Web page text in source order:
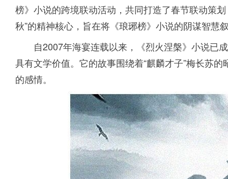
榜》小说的跨境联动活动，共同打造了春节联动策
秋”的精神核心，旨在将《琅琊榜》小说的阴谋智慧
自2007年海宴连载以来，《烈火涅槃》小说已
具有文学价值。它的故事围绕着“麒麟才子”梅长苏
的感情。